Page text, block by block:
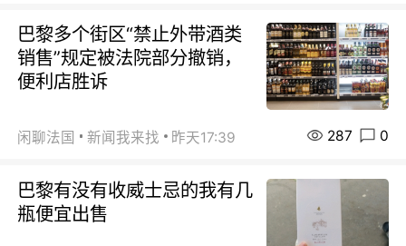
巴黎多个街区“禁止外带酒类
销售”规定被法院部分撤销，
便利店胜诉
闲聊法国 新闻我来找 昨天17:39 287 0
巴黎有没有收威士忌的我有几
瓶便宜出售